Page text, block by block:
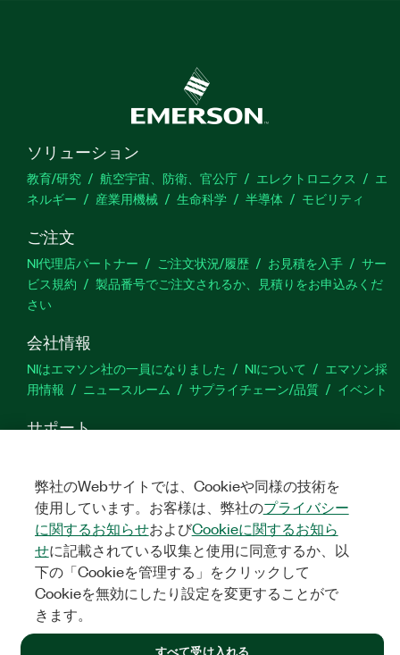
ソリューション
教育/研究 航空宇宙、防衛、官公庁 エレクトロニクス
エ
ネルギー
産業用機械 生命科学 半導体 モビリティ
ご注文
NI代理店パートナー ご注文状況/履歴 お見積を入手
サー
ビス規約
製品番号でご注文されるか、見積りをお申込みくだ
さい
会社情報
NIはエマソン社の一員になりました NIについて
エマソン採
用情報
ニュースルーム サプライチェーン/品質 イベント
サポート
するご意見
TwitterYouTube
©NATIONAL INSTRUMENTS CORP. ALL RIGHTS RESERVED.
弊社のWebサイトでは、Cookieや同様の技術を
使用しています。お客様は、弊社のプライバシー
に関するお知らせおよびCookieに関するお知ら
せに記載されている収集と使用に同意するか、以
下の「Cookieを管理する」をクリックして
Cookieを無効にしたり設定を変更することがで
きます。
すべて受け入れる